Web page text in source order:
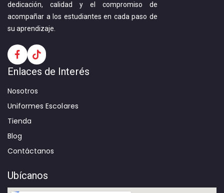
dedicación, calidad y el compromiso de
acompañar a los estudiantes en cada paso de
su aprendizaje.
Enlaces de Interés
Nosotros
Uniformes Escolares
Tienda
Blog
Contáctanos
Ubícanos